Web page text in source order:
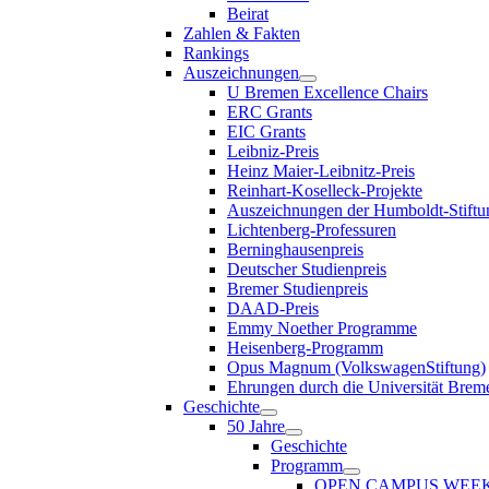
Beirat
Zahlen & Fakten
Rankings
Auszeichnungen
U Bremen Excellence Chairs
ERC Grants
EIC Grants
Leibniz-Preis
Heinz Maier-Leibnitz-Preis
Reinhart-Koselleck-Projekte
Auszeichnungen der Humboldt-
Lichtenberg-Professuren
Berninghausenpreis
Deutscher Studienpreis
Bremer Studienpreis
DAAD-Preis
Emmy Noether Programme
Heisenberg-Programm
Opus Magnum (VolkswagenStiftung)
Ehrungen durch die Universität
Geschichte
50 Jahre
Geschichte
Programm
OPEN CAMPUS